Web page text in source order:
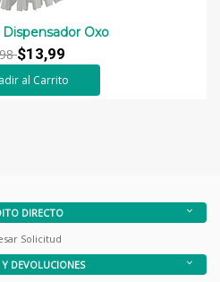
Oxo
$13,99
al Carrito
DIRECTO
Solicitud
DEVOLUCIONES